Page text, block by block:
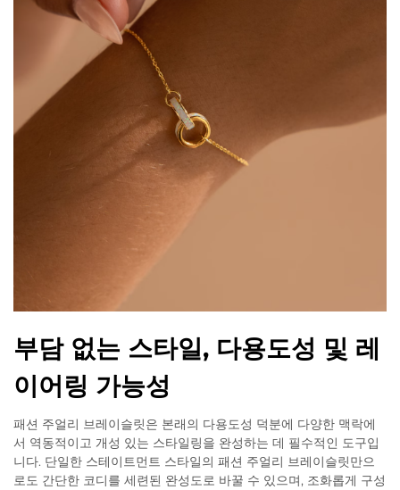
부담 없는 스타일, 다용도성 및 레
이어링 가능성
패션 주얼리 브레이슬릿은 본래의 다용도성 덕분에 다양한 맥락에
서 역동적이고 개성 있는 스타일링을 완성하는 데 필수적인 도구입
니다. 단일한 스테이트먼트 스타일의 패션 주얼리 브레이슬릿만으
로도 간단한 코디를 세련된 완성도로 바꿀 수 있으며, 조화롭게 구성